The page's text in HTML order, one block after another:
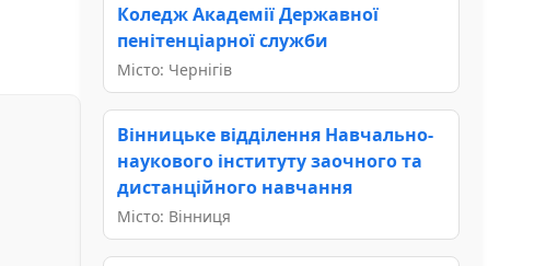
Коледж Академії Державної
пенітенціарної служби
Місто: Чернігів
Вінницьке відділення Навчально-
наукового інституту заочного та
дистанційного навчання
Місто: Вінниця